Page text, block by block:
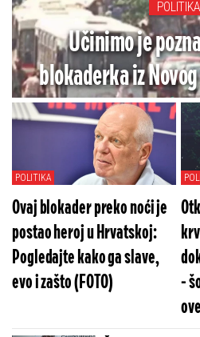
POLITIKA
Učinimo je
blokaderka iz
proteruje izbeglice -
POLITIKA
Ovaj blokader preko noći je
postao heroj u Hrvatskoj:
Pogledajte kako ga slave,
evo i zašto (FOTO)
-